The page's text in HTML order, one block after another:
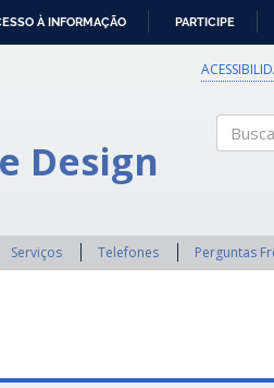
À INFORMAÇÃO PARTICIPE
Design
Serviços Telefones Perguntas